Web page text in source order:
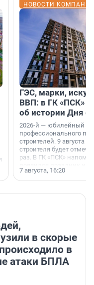
НОВОСТИ
ГЭС, марки,
ВВП: в ГК «ПСК»
об истории Дня
2026-й — юбилейный
профессионального
строителей. 9 августа
строителя будет
раз. В ГК «ПСК»
поменялась роль
7 августа, 16:20
в скорые
в
атаки БПЛА